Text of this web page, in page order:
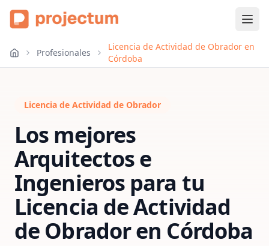
Profesionales
Licencia de Actividad de Obrador en
Córdoba
Licencia de Actividad de Obrador
Los mejores
Arquitectos e
Ingenieros para tu
Licencia de Actividad
de Obradoren Córdoba